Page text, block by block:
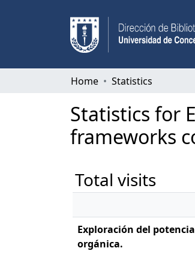
Home Statistics
Statistics for
frameworks
Total visits
Exploración del
orgánica.